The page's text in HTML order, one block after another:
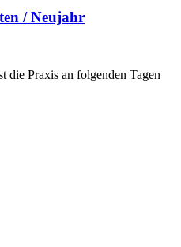
/ Neujahr
die Praxis an folgenden Tagen